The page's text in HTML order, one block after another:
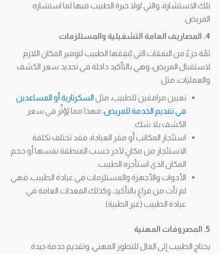
تلك الاستشارة، والتي لولا خبرة الطبيب فيها لما استشاره
المريض.
4. المصاريف العامة التشغيلية والمستلزمات
ثمّة جزءٌ من النفقات التي يُنفِقها الطبيب لتوفير المكان اللازم
لاستقبال المريض، وهي بالتأكيد داخلة في تحديد سعر الكشف
والعمليات، مثل:
تعيين مرافقين للطبيب، مثلالسكرتارية أو المساعدين
في تقديم الخدمة للمريض، فهذا مما يُؤثِّر في سعر
الكشف بلا شك.
استئجار المكاتب أو مقر العيادة، فقد تختلف تكلفة
الاستئجار من مكانٍ لآخر حسب المنطقة نفسها أو حجم
المكان الذي استأجره الطبيب.
الأدوات والأجهزة والمستلزمات في عيادة الطبيب، فهي
لم تأت من فراغٍ بالتأكيد، وكذلك المعدات العامة في
عيادة الطبيب (غير الطبية).
5. المصروفات المهنية
يحتاج الطبيب إلى المال للتطور المهني، وتقديم خدمة جيدة